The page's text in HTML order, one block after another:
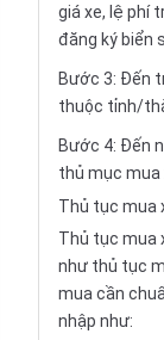
giá xe, lệ phí
đăng ký biển
Bước 3: Đến
thuộc tỉnh/
Bước 4: Đến
thủ mục mua
Thủ tục mua
Thủ tục mua
như thủ tục
mua cần
nhập như: